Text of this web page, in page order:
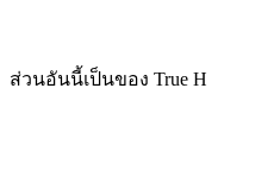
ส่วนอันนี้เป็นของ True H